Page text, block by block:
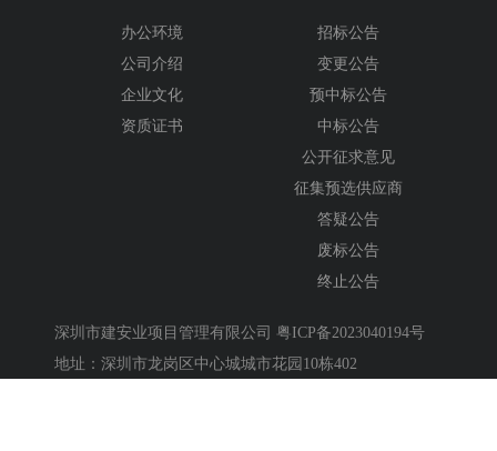
办公环境
公司介绍
企业文化
资质证书
招标公告
变更公告
预中标公告
中标公告
公开征求意见
征集预选供应商
答疑公告
废标公告
终止公告
深圳市建安业项目管理有限公司 粤ICP备2023040194号
地址：深圳市龙岗区中心城城市花园10栋402